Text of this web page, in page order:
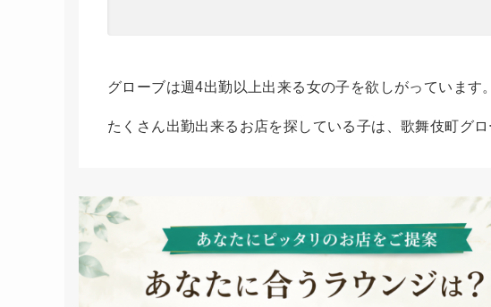
グローブは週4出勤以上出来る女の子を欲しがっています。
たくさん出勤出来るお店を探している子は、歌舞伎町グ